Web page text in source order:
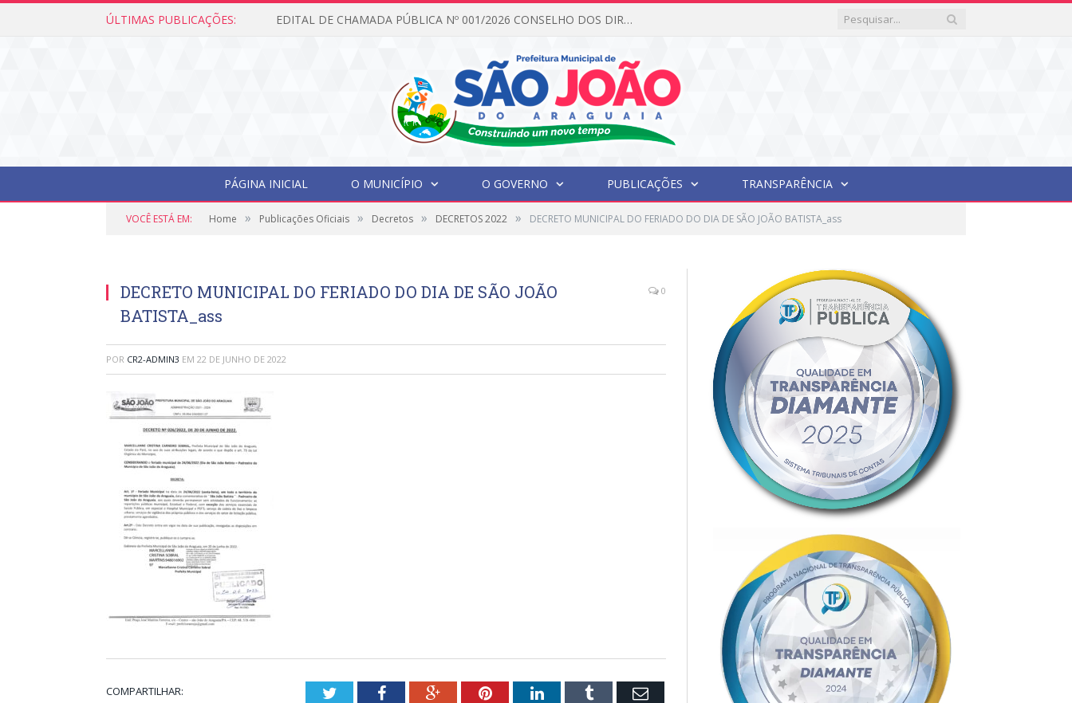
ÚLTIMAS PUBLICAÇÕES: EDITAL DE CHAMADA PÚBLICA Nº 001/2026 CONSELHO DOS DIREITOS DA CRIANÇA E DO ADOLESCENTE
PÁGINA INICIAL O MUNICÍPIO O GOVERNO PUBLICAÇÕES TRANSPARÊNCIA
VOCÊ ESTÁ EM: Home » Publicações Oficiais » Decretos » DECRETOS 2022 » DECRETO MUNICIPAL DO FERIADO DO DIA DE SÃO JOÃO BATISTA_ass
DECRETO MUNICIPAL DO FERIADO DO DIA DE SÃO JOÃO
BATISTA_ass
0
POR CR2-ADMIN3 EM 22 DE JUNHO DE 2022
COMPARTILHAR: TwitterFacebookGoogle+PinterestLinkedInTumblr Email